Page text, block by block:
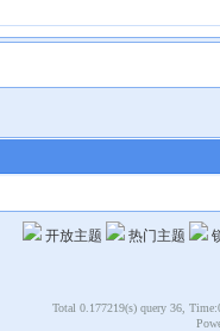
开放主题 热门主题
Total 0.177219(s) query 36,